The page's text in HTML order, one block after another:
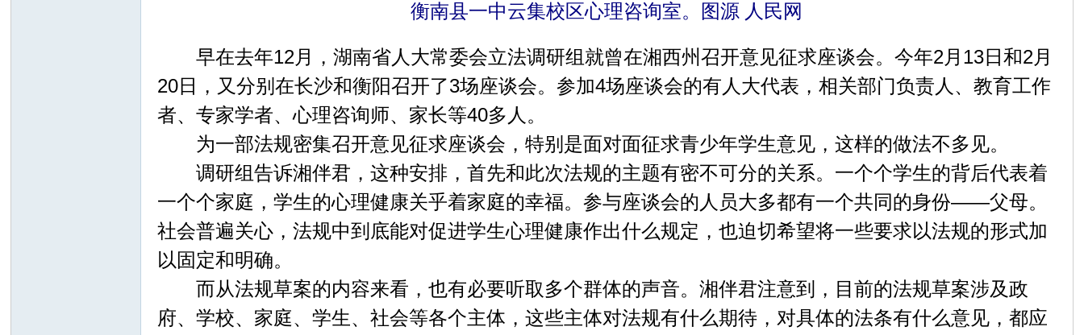
衡南县一中云集校区心理咨询室。图源 人民网
早在去年12月，湖南省人大常委会立法调研组就曾在湘西州召开意见征求座谈会。今年2月13日和2月
20日，又分别在长沙和衡阳召开了3场座谈会。参加4场座谈会的有人大代表，相关部门负责人、教育工作
者、专家学者、心理咨询师、家长等40多人。
为一部法规密集召开意见征求座谈会，特别是面对面征求青少年学生意见，这样的做法不多见。
调研组告诉湘伴君，这种安排，首先和此次法规的主题有密不可分的关系。一个个学生的背后代表着
一个个家庭，学生的心理健康关乎着家庭的幸福。参与座谈会的人员大多都有一个共同的身份——父母。
社会普遍关心，法规中到底能对促进学生心理健康作出什么规定，也迫切希望将一些要求以法规的形式加
以固定和明确。
而从法规草案的内容来看，也有必要听取多个群体的声音。湘伴君注意到，目前的法规草案涉及政
府、学校、家庭、学生、社会等各个主体，这些主体对法规有什么期待，对具体的法条有什么意见，都应